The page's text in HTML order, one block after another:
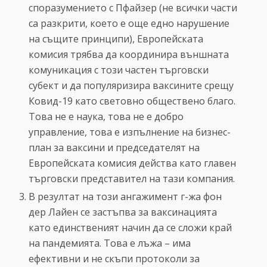
споразумението с Пфайзер (не всички части
са разкрити, което е още едно нарушение
на същите принципи), Европейската
комисия трябва да координира външната
комуникация с този частен търговски
субект и да популяризира ваксините срещу
Ковид-19 като световно обществено благо.
Това не е наука, това не е добро
управление, това е изпълнение на бизнес-
план за ваксини и председателят на
Европейската комисия действа като главен
търговски представител на тази компания.
В резултат на този ангажимент г-жа фон
дер Лайен се застъпва за ваксинацията
като единственият начин да се сложи край
на пандемията. Това е лъжа – има
ефективни и не скъпи протоколи за